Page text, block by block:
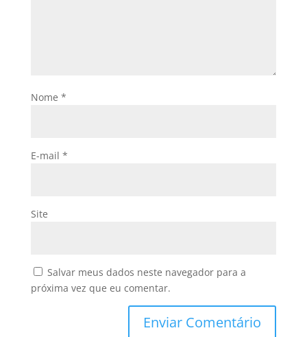
Nome *
E-mail *
Site
Salvar meus dados neste navegador para a
próxima vez que eu comentar.